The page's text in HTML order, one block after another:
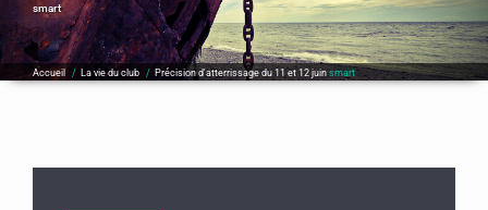
smart
Accueil / La vie du club / Précision d'atterrissage du 11 et 12 juin smart